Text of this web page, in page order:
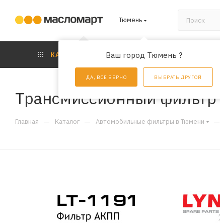
Тюмень
Ваш город Тюмень ?
ДА, ВСЕ ВЕРНО ВЫБРАТЬ ДРУГОЙ
КАТАЛОГ АКЦИИ
Трансмиссионный фильтр
Главная — Каталог — Автомобильные фильтры в Тюмени —